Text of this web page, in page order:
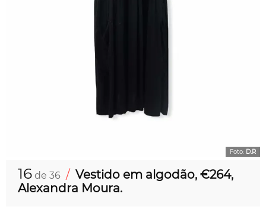
Foto: D.R
16 de 36 / Vestido em algodão, €264,
Alexandra Moura.